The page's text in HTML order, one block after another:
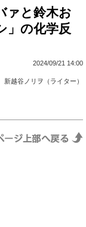
ァと鈴木お
」の化学反
2024/09/21 14:00
新越谷ノリヲ（ライター）